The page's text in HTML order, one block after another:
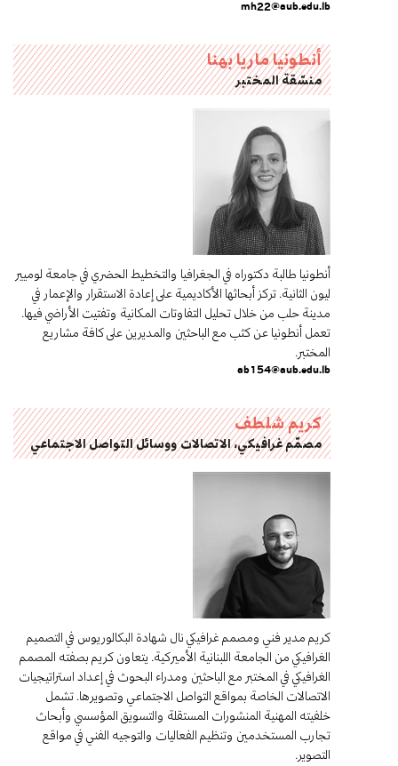
mh22@aub.edu.lb
أنطونيا ماريا بهنا
منسّقة المختبر
أنطونيا طالبة دكتوراه في الجغرافيا والتخطيط الحضري في جامعة لوميير
ليون الثانية. تركز أبحاثها الأكاديمية على إعادة الاستقرار والإعمار في
مدينة حلب من خلال تحليل التفاوتات المكانية وتفتيت الأراضي فيها.
تعمل أنطونيا عن كثب مع الباحثين والمديرين على كافة مشاريع
المختبر.
ab154@aub.edu.lb
كريم شلطف
مصمّم غرافيكي، الاتصالات ووسائل التواصل الاجتماعي
كريم مدير فني ومصمم غرافيكي نال شهادة البكالوريوس في التصميم
الغرافيكي من الجامعة اللبنانية الأميركية. يتعاون كريم بصفته المصمم
الغرافيكي في المختبر مع الباحثين ومدراء البحوث في إعداد استراتيجيات
الاتصالات الخاصة بمواقع التواصل الاجتماعي وتصويرها. تشمل
خلفيته المهنية المنشورات المستقلة والتسويق المؤسسي وأبحاث
تجارب المستخدمين وتنظيم الفعاليات والتوجيه الفني في مواقع
التصوير.